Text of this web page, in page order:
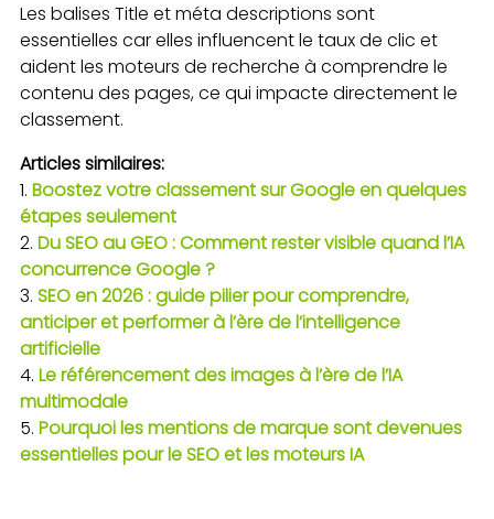
Les balises Title et méta descriptions sont
essentielles car elles influencent le taux de clic et
aident les moteurs de recherche à comprendre le
contenu des pages, ce qui impacte directement le
classement.
Articles similaires:
Boostez votre classement sur Google en quelques
étapes seulement
Du SEO au GEO : Comment rester visible quand l’IA
concurrence Google ?
SEO en 2026 : guide pilier pour comprendre,
anticiper et performer à l’ère de l’intelligence
artificielle
Le référencement des images à l’ère de l’IA
multimodale
Pourquoi les mentions de marque sont devenues
essentielles pour le SEO et les moteurs IA